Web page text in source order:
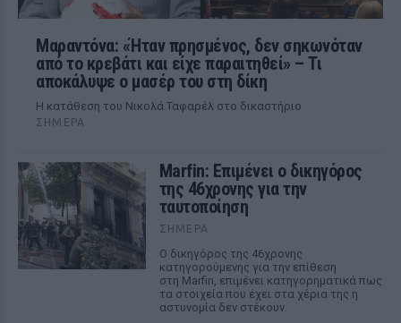
Μαραντόνα: «Ήταν πρησμένος, δεν σηκωνόταν
από το κρεβάτι και είχε παραιτηθεί» – Τι
αποκάλυψε ο μασέρ του στη δίκη
Η κατάθεση του Νικολά Ταφαρέλ στο δικαστήριο
ΣΉΜΕΡΑ
Marfin: Επιμένει ο δικηγόρος
της 46χρονης για την
ταυτοποίηση
ΣΉΜΕΡΑ
Ο δικηγόρος της 46χρονης
κατηγορούμενης για την επίθεση
στη Marfin, επιμένει κατηγορηματικά πως
τα στοιχεία που έχει στα χέρια της η
αστυνομία δεν στέκουν.